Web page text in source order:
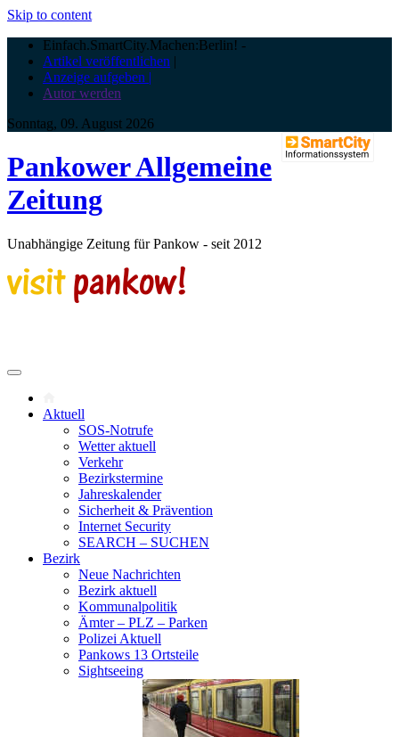
Skip to content
Einfach.SmartCity.Machen:Berlin! -
Artikel veröffentlichen |
Anzeige aufgeben |
Autor werden
Sonntag, 09. August 2026
Pankower Allgemeine
Zeitung
Unabhängige Zeitung für Pankow - seit 2012
Aktuell
SOS-Notrufe
Wetter aktuell
Verkehr
Bezirkstermine
Jahreskalender
Sicherheit & Prävention
Internet Security
SEARCH – SUCHEN
Bezirk
Neue Nachrichten
Bezirk aktuell
Kommunalpolitik
Ämter – PLZ – Parken
Polizei Aktuell
Pankows 13 Ortsteile
Sightseeing